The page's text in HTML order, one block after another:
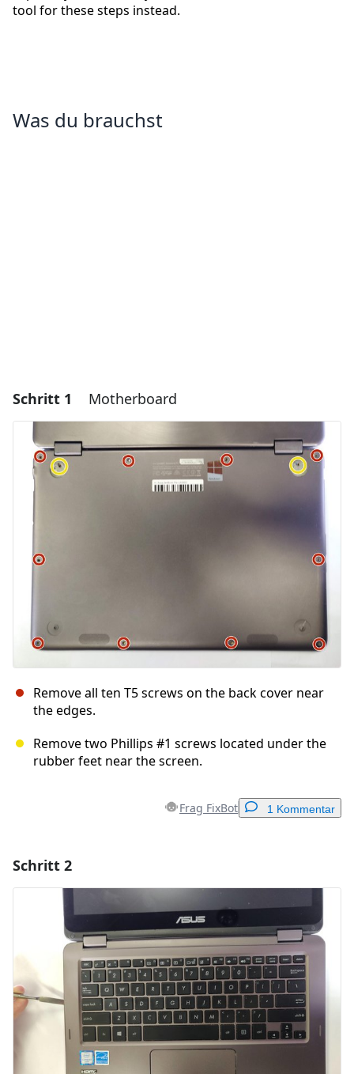
tool for these steps instead.
Was du brauchst
Schritt 1 Motherboard
Remove all ten T5 screws on the back cover near
the edges.
Remove two Phillips #1 screws located under the
rubber feet near the screen.
Frag FixBot 1 Kommentar
Kommentar hinzufügen
Abbrechen Kommentieren
Schritt 2